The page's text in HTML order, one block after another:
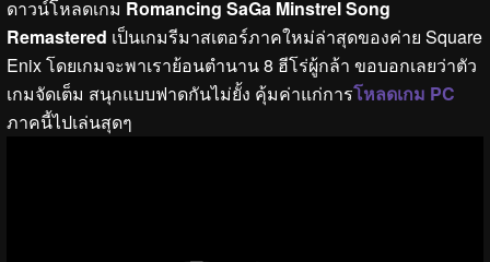
ดาวน์โหลดเกม Romancing SaGa Minstrel Song
Remastered เป็นเกมรีมาสเตอร์ภาคใหม่ล่าสุดของค่าย Square
Enix โดยเกมจะพาเราย้อนตำนาน 8 ฮีโร่ผู้กล้า ขอบอกเลยว่าตัว
เกมจัดเต็ม สนุกแบบฟาดกันไม่ยั้ง คุ้มค่าแก่การโหลดเกม PC
ภาคนี้ไปเล่นสุดๆ